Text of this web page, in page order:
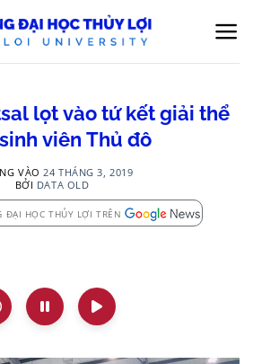
lọt vào tứ kết giải thể
viên Thủ đô
VÀO 24 THÁNG 3, 2019
BỞI DATA OLD
ĐẠI HỌC THỦY LỢI TRÊN